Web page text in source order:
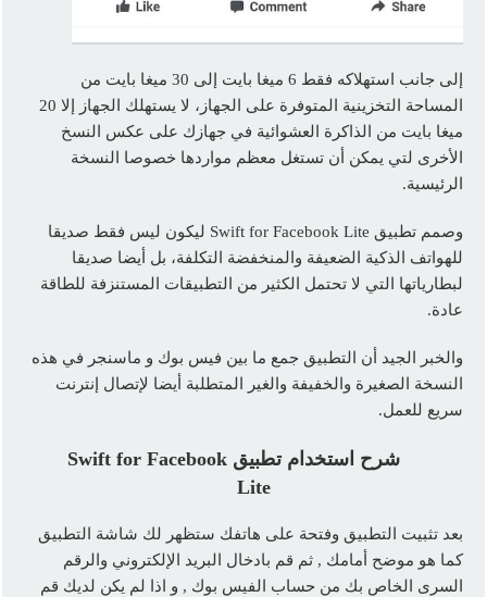
إلى جانب استهلاكه فقط 6 ميغا بايت إلى 30 ميغا بايت من
المساحة التخزينية المتوفرة على الجهاز، لا يستهلك الجهاز إلا 20
ميغا بايت من الذاكرة العشوائية في جهازك على عكس النسخ
الأخرى لتي يمكن أن تستغل معظم مواردها خصوصا النسخة
الرئيسية.
وصمم تطبيق Swift for Facebook Lite ليكون ليس فقط صديقا
للهواتف الذكية الضعيفة والمنخفضة التكلفة، بل أيضا صديقا
لبطارياتها التي لا تحتمل الكثير من التطبيقات المستنزفة للطاقة
عادة.
والخبر الجيد أن التطبيق جمع ما بين فيس بوك و ماسنجر في هذه
النسخة الصغيرة والخفيفة والغير المتطلبة أيضا لإتصال إنترنت
سريع للعمل.
شرح استخدام تطبيق Swift for Facebook
Lite
بعد تثبيت التطبيق وفتحة على هاتفك ستظهر لك شاشة التطبيق
كما هو موضح أمامك , ثم قم بادخال البريد الإلكتروني والرقم
السرى الخاص بك من حساب الفيس بوك , و اذا لم يكن لديك قم